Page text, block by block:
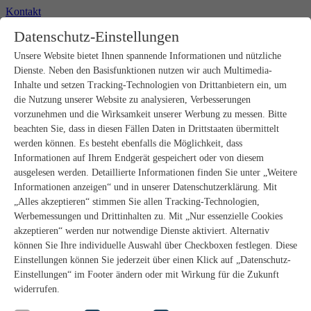
Kontakt
Produkte
Rohbau
Estrichverlegung
Untergrundvorbereitung
Bodenspachtelmassen
Abdichtungen
Fliesenkleber
Fugenmörtel
Fugendichtstoffe
Natursteinverlegung
Bodenbelags- und Parkettklebstoffe
Wandspachtelmassen
Werkzeug
Zubehör
PANDOMO
wedi Produkte
Marine Produkte
Service
Datenschutz-Einstellungen
Unsere Website bietet Ihnen spannende Informationen und nützliche
Dienste. Neben den Basisfunktionen nutzen wir auch Multimedia-
Inhalte und setzen Tracking-Technologien von Drittanbietern ein, um
die Nutzung unserer Website zu analysieren, Verbesserungen
vorzunehmen und die Wirksamkeit unserer Werbung zu messen. Bitte
beachten Sie, dass in diesen Fällen Daten in Drittstaaten übermittelt
werden können. Es besteht ebenfalls die Möglichkeit, dass
Informationen auf Ihrem Endgerät gespeichert oder von diesem
ausgelesen werden. Detaillierte Informationen finden Sie unter „Weitere
Informationen anzeigen“ und in unserer Datenschutzerklärung. Mit
„Alles akzeptieren“ stimmen Sie allen Tracking-Technologien,
Werbemessungen und Drittinhalten zu. Mit „Nur essenzielle Cookies
akzeptieren“ werden nur notwendige Dienste aktiviert. Alternativ
können Sie Ihre individuelle Auswahl über Checkboxen festlegen. Diese
Einstellungen können Sie jederzeit über einen Klick auf „Datenschutz-
Einstellungen“ im Footer ändern oder mit Wirkung für die Zukunft
widerrufen.